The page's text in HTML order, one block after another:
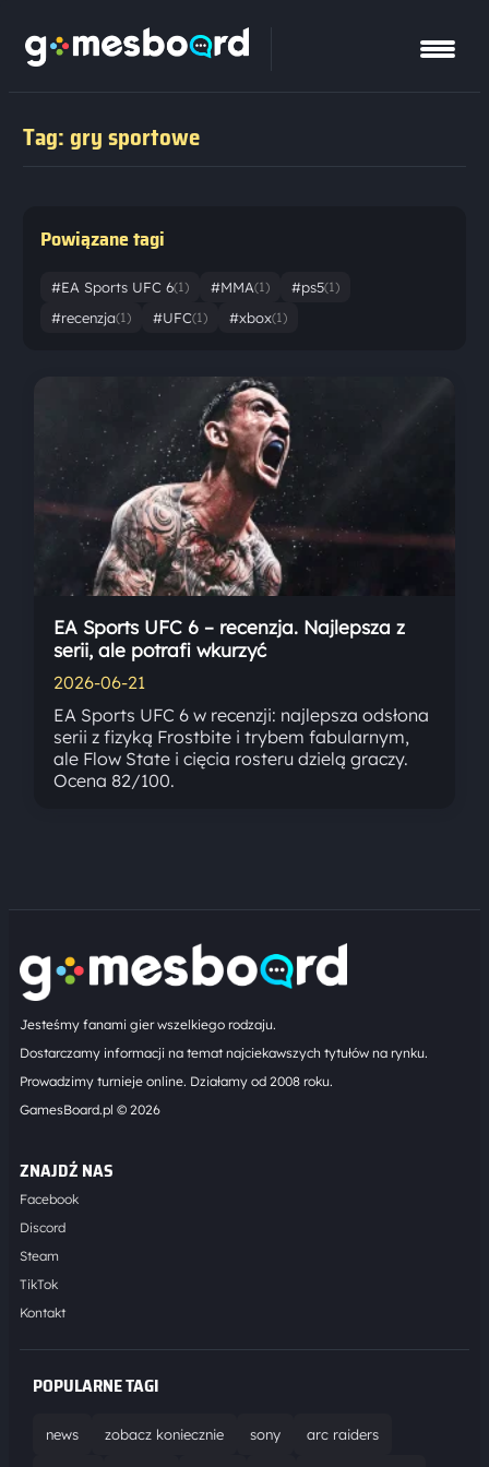
Tag: gry sportowe
Powiązane tagi
#EA Sports UFC 6(1) #MMA(1) #ps5(1)
#recenzja(1) #UFC(1) #xbox(1)
EA Sports UFC 6 – recenzja. Najlepsza z
serii, ale potrafi wkurzyć
2026-06-21
EA Sports UFC 6 w recenzji: najlepsza odsłona
serii z fizyką Frostbite i trybem fabularnym,
ale Flow State i cięcia rosteru dzielą graczy.
Ocena 82/100.
Jesteśmy fanami gier wszelkiego rodzaju.
Dostarczamy informacji na temat najciekawszych tytułów na rynku.
Prowadzimy turnieje online. Działamy od 2008 roku.
GamesBoard.pl © 2026
ZNAJDŹ NAS
Facebook
Discord
Steam
TikTok
Kontakt
POPULARNE TAGI
news zobacz koniecznie sony arc raiders